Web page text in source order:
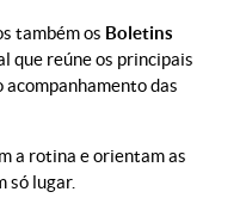
também os Boletins
que reúne os principais
das
a rotina e orientam as
só lugar.